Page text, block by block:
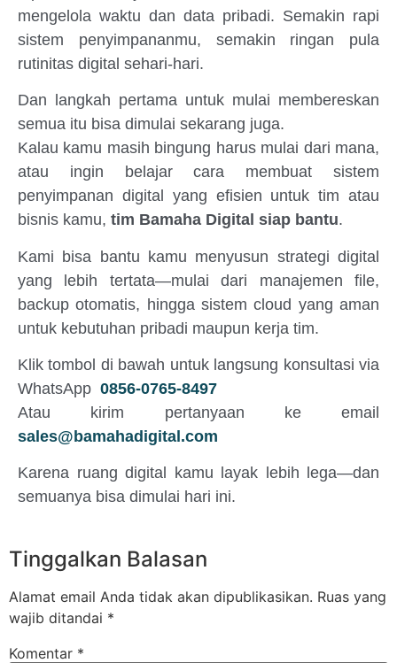
mengelola waktu dan data pribadi. Semakin rapi
sistem penyimpananmu, semakin ringan pula
rutinitas digital sehari-hari.
Dan langkah pertama untuk mulai membereskan
semua itu bisa dimulai sekarang juga.
Kalau kamu masih bingung harus mulai dari mana,
atau ingin belajar cara membuat sistem
penyimpanan digital yang efisien untuk tim atau
bisnis kamu, tim Bamaha Digital siap bantu.
Kami bisa bantu kamu menyusun strategi digital
yang lebih tertata—mulai dari manajemen file,
backup otomatis, hingga sistem cloud yang aman
untuk kebutuhan pribadi maupun kerja tim.
Klik tombol di bawah untuk langsung konsultasi via
WhatsApp 0856-0765-8497
Atau kirim pertanyaan ke email
sales@bamahadigital.com
Karena ruang digital kamu layak lebih lega—dan
semuanya bisa dimulai hari ini.
Tinggalkan Balasan
Alamat email Anda tidak akan dipublikasikan. Ruas yang
wajib ditandai *
Komentar *